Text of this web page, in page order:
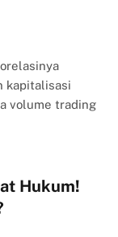
kapitalisasi
volume trading
Hukum!